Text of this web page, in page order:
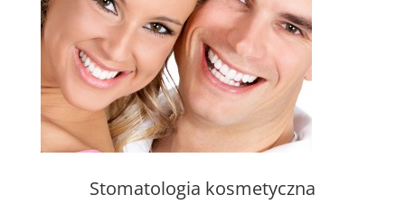
Stomatologia kosmetyczna